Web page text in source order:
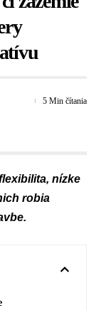
5 Min čítania
nízke
robia